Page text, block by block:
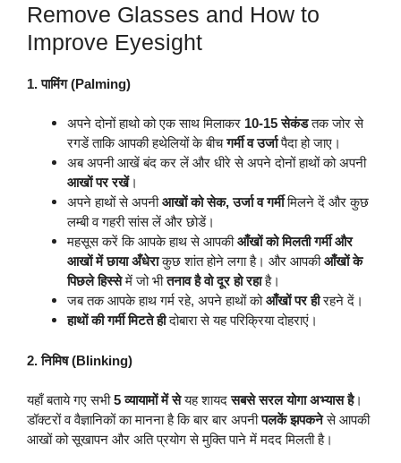
Remove Glasses and How to
Improve Eyesight
1. पामिंग (Palming)
अपने दोनों हाथो को एक साथ मिलाकर 10-15 सेकंडतक जोर से
रगडें ताकि आपकी हथेलियों के बीचगर्मी व उर्जापैदा हो जाए।
अब अपनी आखें बंद कर लें और धीरे से अपने दोनों हाथों को अपनी
आखों पर रखें।
अपने हाथों से अपनीआखों को सेक, उर्जा व गर्मीमिलने दें और कुछ
लम्बी व गहरी सांस लें और छोडें।
महसूस करें कि आपके हाथ से आपकीआँखों को मिलती गर्मी और
आखों में छाया अँधेराकुछ शांत होने लगा है। और आपकीआँखों के
पिछले हिस्सेमें जो भीतनाव है वो दूर हो रहाहै।
जब तक आपके हाथ गर्म रहे, अपने हाथों कोआँखों पर हीरहने दें।
हाथों की गर्मी मिटते हीदोबारा से यह परिक्रिया दोहराएं।
2. निमिष (Blinking)
यहाँ बताये गए सभी5 व्यायामों में सेयह शायदसबसे सरल योगा अभ्यास है।
डॉक्टरों व वैज्ञानिकों का मानना है कि बार बार अपनीपलकें झपकनेसे आपकी
आखों को सूखापन और अति प्रयोग से मुक्ति पाने में मदद मिलती है।